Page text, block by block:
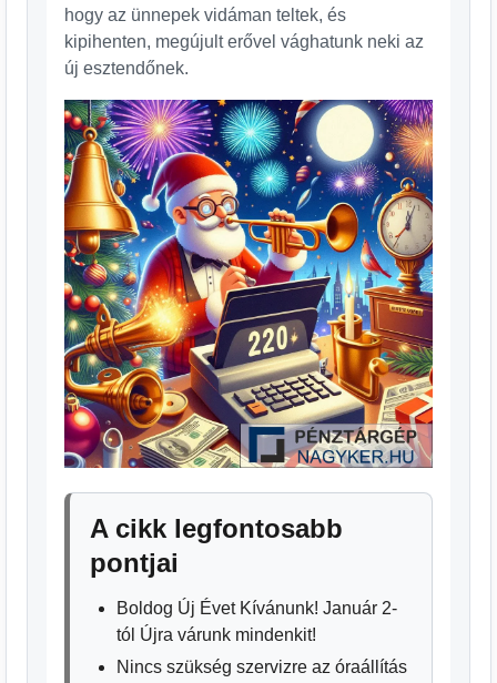
hogy az ünnepek vidáman teltek, és
kipihenten, megújult erővel vághatunk neki az
új esztendőnek.
A cikk legfontosabb
pontjai
Boldog Új Évet Kívánunk! Január 2-
tól Újra várunk mindenkit!
Nincs szükség szervizre az óraállítás